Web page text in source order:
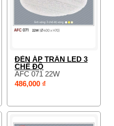
ĐÈN ÁP TRẦN LED 3
CHẾ ĐỘ
AFC 071 22W
486,000 ₫